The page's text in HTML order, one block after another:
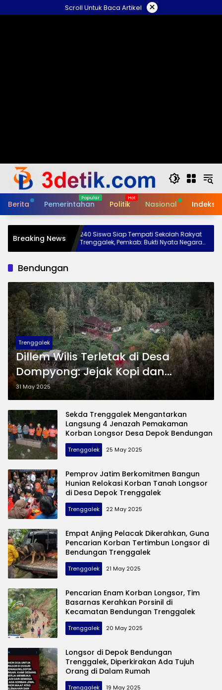
to
Scroll Untuk Baca Artikel ×
Berita Pemerintahan Politik Nasional Indeks
Breaking News
Jaga
240 Siswa Siap Tempati Sekolah Rakyat
Trenggalek, Pemkab: Bukti Nyata Negara
Hadir untuk Anak Kurang Mampu
Bendungan
Trenggalek
Dillem Wilis Terletak di Desa
Dompyong: Jejak Kopi dan
Sejarah di Lereng Gunung
31 May 2025
Sekda Trenggalek Mengantarkan
Langsung 4 Jenazah Pemakaman
Korban Longsor Desa Depok Bendungan
Trenggalek 25 May 2025
Pemprov Jatim Berkomitmen Bangun
Hunian Relokasi Korban Tanah Longsor
di Desa Depok Trenggalek
Trenggalek 22 May 2025
Empat Anjing Pelacak Dikerahkan, Guna
Pencarian Korban Tertimbun Longsor di
Bendungan Trenggalek
Trenggalek 21 May 2025
Pencarian Enam Korban Longsor, Tim
Basarnas Kerahkan Porsinil di
Kecamatan Bendungan Trenggalek
Trenggalek 20 May 2025
Longsor di Depok Bendungan
Trenggalek, Diperkirakan Ada Tujuh
Orang di Dalam Rumah
Trenggalek 19 May 2025